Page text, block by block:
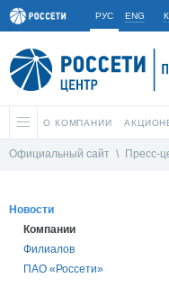
РУС ENG
О КОМПАНИИ
Официальный сайт \ Пресс-
Новости
Компании
Филиалов
ПАО «Россети»